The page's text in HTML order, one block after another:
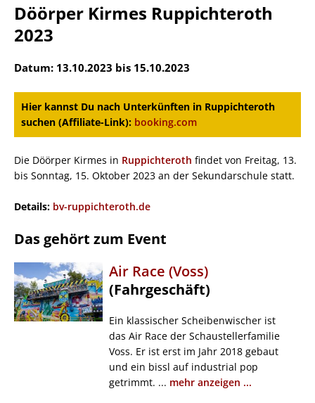
Döörper Kirmes Ruppichteroth
2023
Datum: 13.10.2023 bis 15.10.2023
Hier kannst Du nach Unterkünften in Ruppichteroth
suchen (Affiliate-Link): booking.com
Die Döörper Kirmes in Ruppichteroth findet von Freitag, 13.
bis Sonntag, 15. Oktober 2023 an der Sekundarschule statt.
Details: bv-ruppichteroth.de
Das gehört zum Event
Air Race (Voss)
(Fahrgeschäft)
Ein klassischer Scheibenwischer ist
das Air Race der Schaustellerfamilie
Voss. Er ist erst im Jahr 2018 gebaut
und ein bissl auf industrial pop
getrimmt. ... mehr anzeigen ...